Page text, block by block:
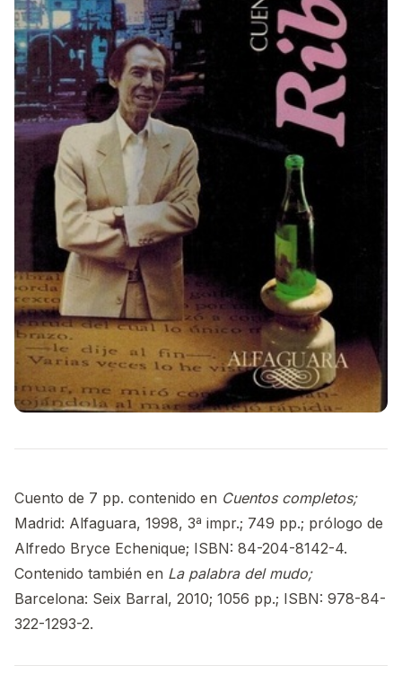
Cuento de 7 pp. contenido en Cuentos completos;
Madrid: Alfaguara, 1998, 3ª impr.; 749 pp.; prólogo de
Alfredo Bryce Echenique; ISBN: 84-204-8142-4.
Contenido también en La palabra del mudo;
Barcelona: Seix Barral, 2010; 1056 pp.; ISBN: 978-84-
322-1293-2.